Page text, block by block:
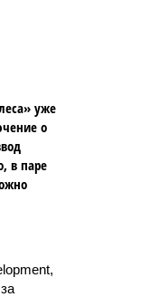
уже
о
в паре